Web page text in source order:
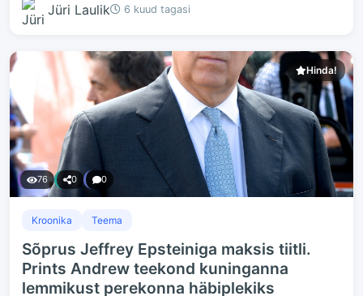
Jüri Laulik 6 kuud tagasi
Hinda!
76 0 0
Kroonika Teema
Sõprus Jeffrey Epsteiniga maksis tiitli.
Prints Andrew teekond kuninganna
lemmikust perekonna häbiplekiks